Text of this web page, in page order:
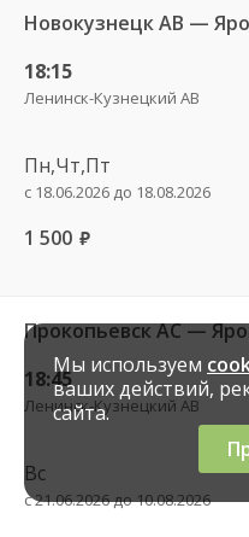
Новокузнецк АВ —
18:15
Ленинск-Кузнецкий АВ
Пн,Чт,Пт
с 18.06.2026 до 18.08.2026
1 500 руб.
Прокопьевск АС —
18:45
Ленинск-Кузнецкий АВ
Вс
с 21.06.2026 до 10.08.2026
Мы используем
ваших действий,
сайта.